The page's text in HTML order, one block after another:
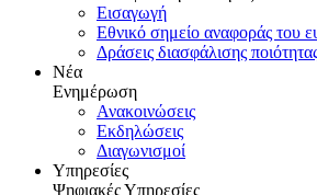
Εισαγωγή
Εθνικό σημείο αναφοράς του
Δράσεις διασφάλισης
Νέα
Ενημέρωση
Ανακοινώσεις
Εκδηλώσεις
Διαγωνισμοί
Υπηρεσίες
Ψηφιακές Υπηρεσίες